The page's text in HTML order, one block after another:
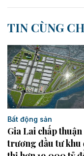
TIN CÙNG
Bất động sản
Gia Lai chấp
trương đầu tư khu